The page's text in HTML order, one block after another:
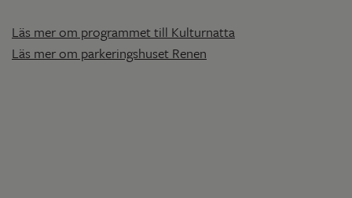
Läs mer om programmet till Kulturnatta
Läs mer om parkeringshuset Renen